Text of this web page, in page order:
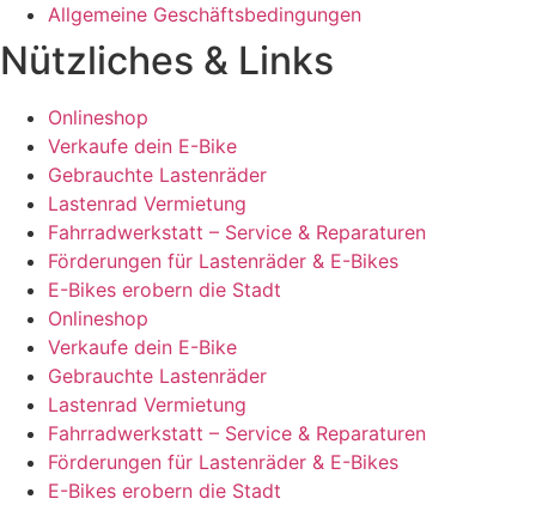
Allgemeine Geschäftsbedingungen
Nützliches & Links
Onlineshop
Verkaufe dein E-Bike
Gebrauchte Lastenräder
Lastenrad Vermietung
Fahrradwerkstatt – Service & Reparaturen
Förderungen für Lastenräder & E-Bikes
E-Bikes erobern die Stadt
Onlineshop
Verkaufe dein E-Bike
Gebrauchte Lastenräder
Lastenrad Vermietung
Fahrradwerkstatt – Service & Reparaturen
Förderungen für Lastenräder & E-Bikes
E-Bikes erobern die Stadt